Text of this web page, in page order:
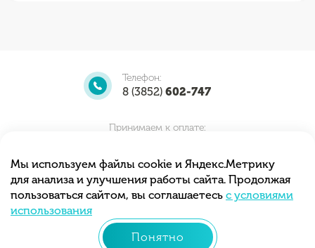
Телефон:
8 (3852) 602-747
© 2013 - 2026 «Тортиточка»
Мы принимаем заказы круглосуточно.
Принимаем к оплате:
Мы используем файлы cookie и Яндекс.Метрику
для анализа и улучшения работы сайта. Продолжая
пользоваться сайтом, вы соглашаетесь с условиями
использования
Понятно